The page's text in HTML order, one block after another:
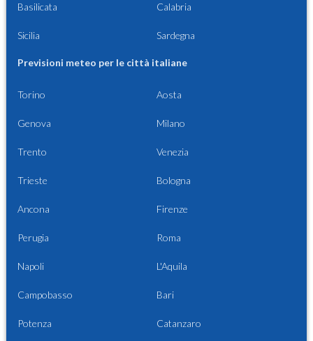
Basilicata Calabria
Sicilia Sardegna
Previsioni meteo per le città italiane
Torino Aosta
Genova Milano
Trento Venezia
Trieste Bologna
Ancona Firenze
Perugia Roma
Napoli L'Aquila
Campobasso Bari
Potenza Catanzaro